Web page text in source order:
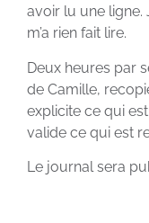
avoir lu une ligne.
m’a rien fait lire.
Deux heures par
de Camille,
explicite ce qui
valide ce qui est
Le journal sera